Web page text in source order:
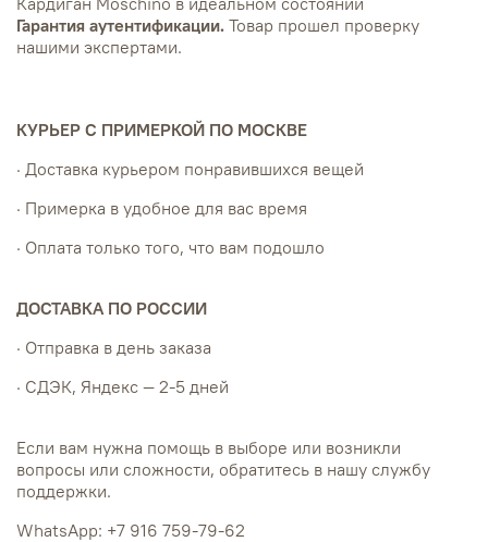
Гарантия аутентификации. Товар прошел проверку
нашими экспертами.
КУРЬЕР С ПРИМЕРКОЙ ПО МОСКВЕ
· Доставка курьером понравившихся вещей
· Примерка в удобное для вас время
· Оплата только того, что вам подошло
ДОСТАВКА ПО РОССИИ
· Отправка в день заказа
· СДЭК, Яндекс — 2-5 дней
Если вам нужна помощь в выборе или возникли
вопросы или сложности, обратитесь в нашу службу
поддержки.
WhatsApp: +7 916 759-79-62